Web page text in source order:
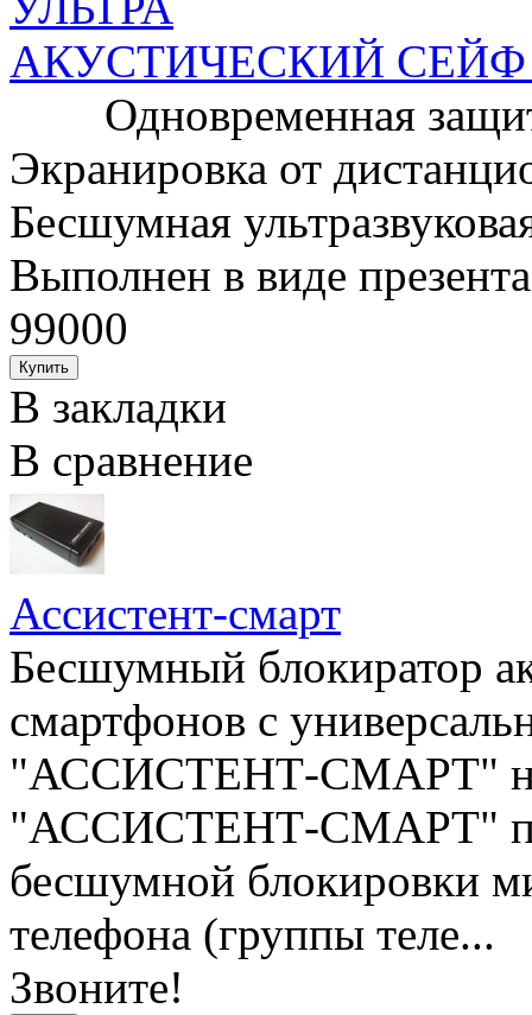
АКУСТИЧЕСКИЙ
Одновременная
Экранировка от
Бесшумная
Выполнен в виде
99000
В закладки
В сравнение
Ассистент-смарт
Бесшумный блокиратор
смартфонов с
"АССИСТЕНТ-СМАРТ" не
"АССИСТЕНТ-СМАРТ"
бесшумной блокировки
телефона (группы теле...
Звоните!